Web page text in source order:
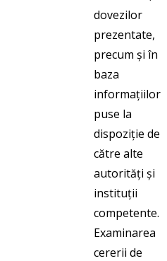
dovezilor
prezentate,
precum și în
baza
informațiilor
puse la
dispoziție de
către alte
autorități și
instituții
competente.
Examinarea
cererii de